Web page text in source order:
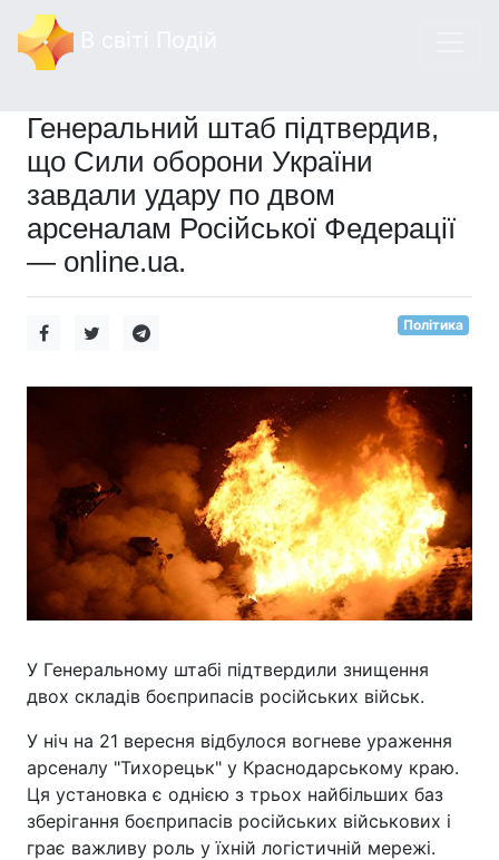
Генеральний штаб підтвердив,
що Сили оборони України
завдали удару по двом
арсеналам Російської Федерації
— online.ua.
Політика
У Генеральному штабі підтвердили знищення
двох складів боєприпасів російських військ.
У ніч на 21 вересня відбулося вогневе ураження
арсеналу "Тихорецьк" у Краснодарському краю.
Ця установка є однією з трьох найбільших баз
зберігання боєприпасів російських військових і
грає важливу роль у їхній логістичній мережі.